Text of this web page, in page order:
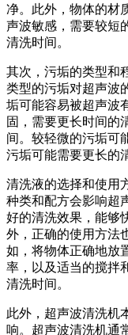
净。此外，物体的材
声波敏感，需要较短
清洗时间。
其次，污垢的类型和
类型的污垢对超声波
垢可能容易被超声波
固，需要更长时间的
间。较轻微的污垢可
污垢可能需要更长的
清洗液的选择和使用
种类和配方会影响超
好的清洗效果，能够
外，正确的使用方法
如，将物体正确地放
率，以及适当的搅拌
清洗时间。
此外，超声波清洗机
响。超声波清洗机通